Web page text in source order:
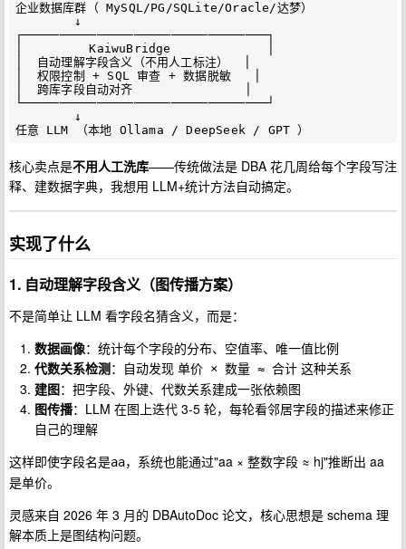
企业数据库群（ MySQL/PG/SQLite/Oracle/达梦）
┌─────────────────────────────────┐
│         KaiwuBridge             │
│  自动理解字段含义（不用人工标注）  │
│  权限控制 + SQL 审查 + 数据脱敏   │
│  跨库字段自动对齐               │
└─────────────────────────────────┘
核心卖点是不用人工洗库——传统做法是 DBA 花几周给每个字段写注
释、建数据字典，我想用 LLM+统计方法自动搞定。
实现了什么
1. 自动理解字段含义（图传播方案）
不是简单让 LLM 看字段名猜含义，而是：
数据画像：统计每个字段的分布、空值率、唯一值比例
代数关系检测：自动发现 单价 × 数量 ≈ 合计 这种关系
建图：把字段、外键、代数关系建成一张依赖图
图传播：LLM 在图上迭代 3-5 轮，每轮看邻居字段的描述来修正
自己的理解
这样即使字段名是aa，系统也能通过"aa × 整数字段 ≈ hj"推断出 aa
是单价。
灵感来自 2026 年 3 月的 DBAutoDoc 论文，核心思想是 schema 理
解本质上是图结构问题。